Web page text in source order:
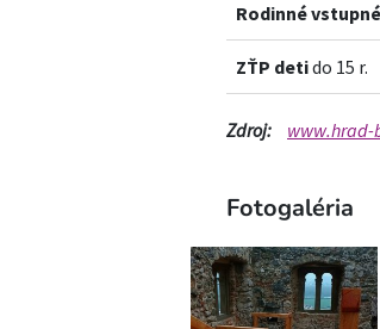
Rodinné vstupné
ZŤP detido 15 r.
Zdroj: www.hrad-
Fotogaléria